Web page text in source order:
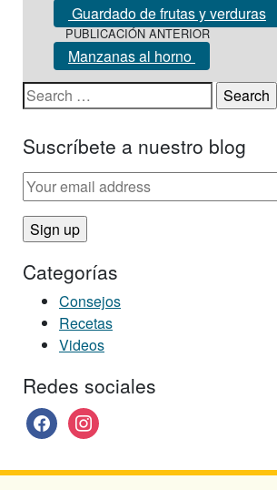
Guardado de frutas y verduras
PUBLICACIÓN ANTERIOR
Manzanas al horno
Search for:
Suscríbete a nuestro blog
Categorías
Consejos
Recetas
Videos
Redes sociales
facebookinstagram